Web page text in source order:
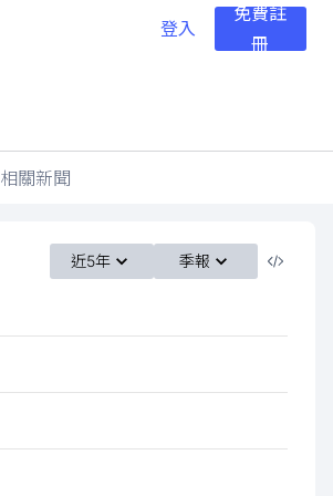
登入
免費註
冊
相關新聞
近5年 季報